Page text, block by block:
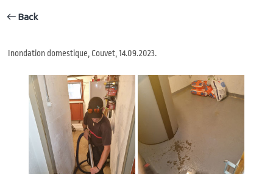
Back
Inondation domestique, Couvet, 14.09.2023.